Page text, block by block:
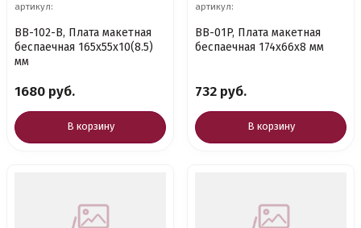
артикул:
BB-102-B, Плата макетная
беспаечная 165х55х10(8.5)
мм
1680 руб.
В корзину
артикул:
BB-01P, Плата макетная
беспаечная 174х66х8 мм
732 руб.
В корзину